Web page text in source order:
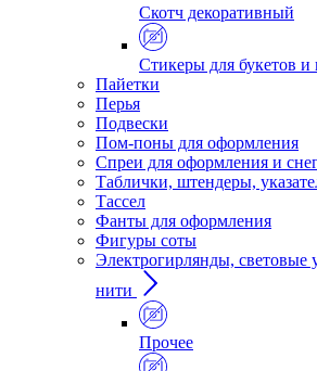
Скотч декоративный
Стикеры для букетов и
Пайетки
Перья
Подвески
Пом-поны для оформления
Спреи для оформления и
Таблички, штендеры,
Тассел
Фанты для оформления
Фигуры соты
Электрогирлянды, световые
нити
Прочее